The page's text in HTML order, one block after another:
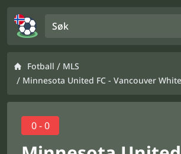
Fotball / MLS
/ Minnesota United FC - Vancouver
0 - 0